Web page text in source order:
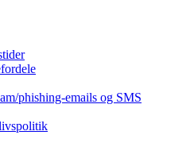
phishing-emails og SMS